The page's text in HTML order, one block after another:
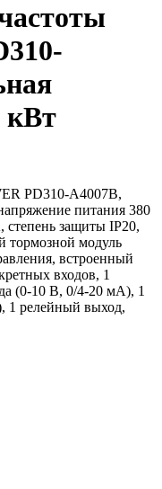
кВт
PD310-A4007B,
питания 380
защиты IP20,
тормозной модуль
встроенный
входов, 1
(0-10 В, 0/4-20 мА), 1
1 релейный выход,